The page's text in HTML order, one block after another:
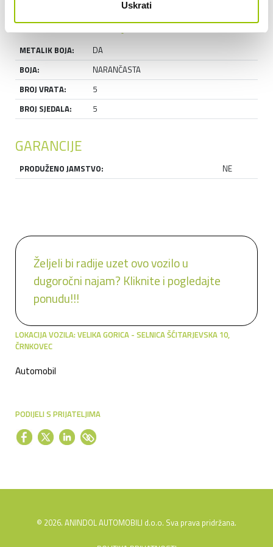
Uskrati
IZGLED I DIMENZIJE
METALIK BOJA:
DA
BOJA:
NARANČASTA
BROJ VRATA:
5
BROJ SJEDALA:
5
GARANCIJE
PRODUŽENO JAMSTVO: NE
Željeli bi radije uzet ovo vozilo u
dugoročni najam? Kliknite i pogledajte
ponudu!!!
LOKACIJA VOZILA: VELIKA GORICA - SELNICA ŠĆITARJEVSKA 10,
ČRNKOVEC
Automobil
PODIJELI S PRIJATELJIMA
© 2026. ANINDOL AUTOMOBILI d.o.o. Sva prava pridržana.